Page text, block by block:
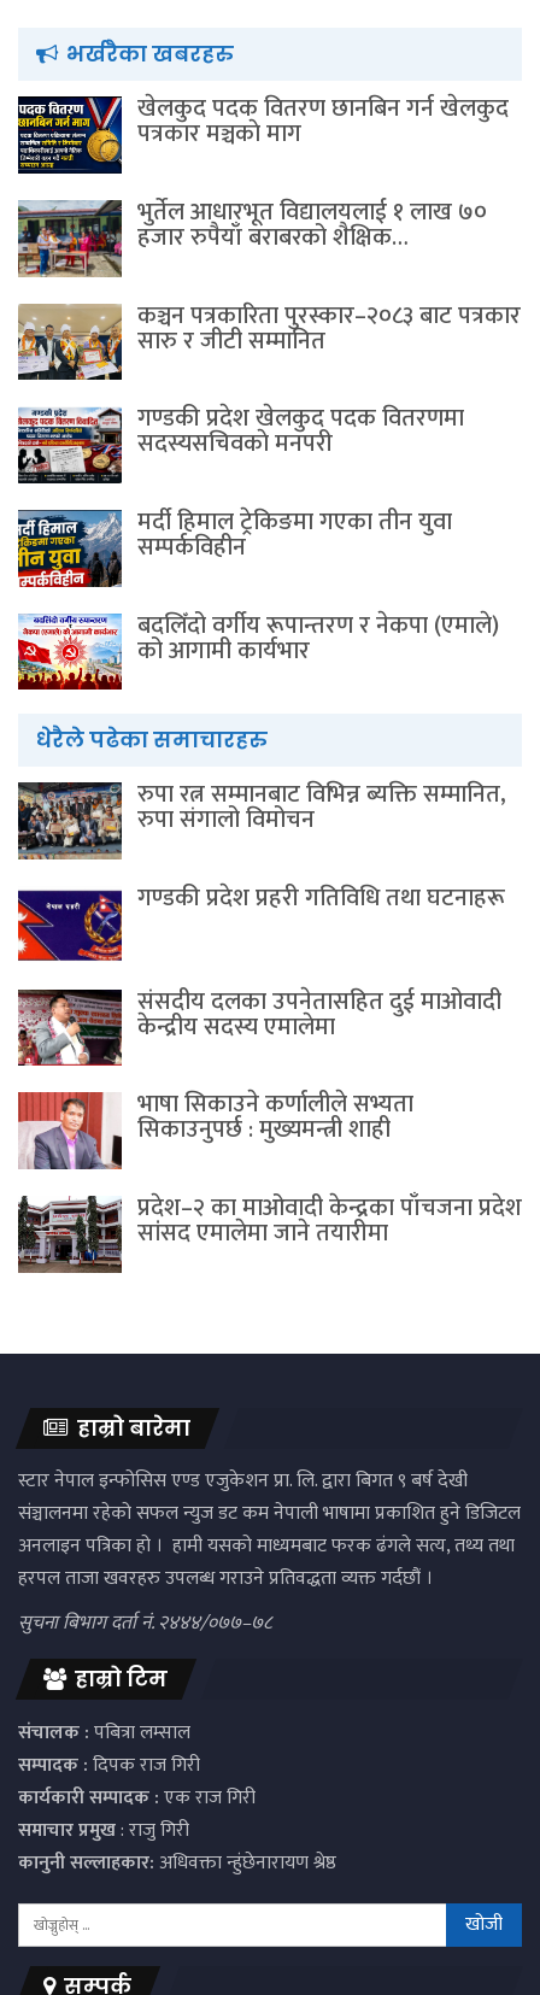
भर्खरैका खबरहरु
खेलकुद पदक वितरण छानबिन गर्न खेलकुद
पत्रकार मञ्चकाे माग
भुर्तेल आधारभूत विद्यालयलाई १ लाख ७०
हजार रुपैयाँ बराबरको शैक्षिक…
कञ्चन पत्रकारिता पुरस्कार–२०८३ बाट पत्रकार
सारु र जीटी सम्मानित
गण्डकी प्रदेश खेलकुद पदक वितरणमा
सदस्यसचिवकाे मनपरी
मर्दी हिमाल ट्रेकिङमा गएका तीन युवा
सम्पर्कविहीन
बदलिँदो वर्गीय रूपान्तरण र नेकपा (एमाले)
को आगामी कार्यभार
धेरैले पढेका समाचारहरु
रुपा रत्न सम्मानबाट विभिन्न ब्यक्ति सम्मानित,
रुपा संगालो विमोचन
गण्डकी प्रदेश प्रहरी गतिविधि तथा घटनाहरू
संसदीय दलका उपनेतासहित दुई माओवादी
केन्द्रीय सदस्य एमालेमा
भाषा सिकाउने कर्णालीले सभ्यता
सिकाउनुपर्छ : मुख्यमन्त्री शाही
प्रदेश–२ का माओवादी केन्द्रका पाँचजना प्रदेश
सांसद एमालेमा जाने तयारीमा
हाम्रो बारेमा
स्टार नेपाल इन्फोसिस एण्ड एजुकेशन प्रा. लि. द्वारा बिगत ९ बर्ष देखी
संञ्चालनमा रहेको सफल न्युज डट कम नेपाली भाषामा प्रकाशित हुने डिजिटल
अनलाइन पत्रिका हो । हामी यसको माध्यमबाट फरक ढंगले सत्य, तथ्य तथा
हरपल ताजा खवरहरु उपलब्ध गराउने प्रतिवद्धता व्यक्त गर्दछौं ।
सुचना बिभाग दर्ता नं. २४४४/०७७–७८
हाम्रो टिम
संचालक :पबित्रा लम्साल
सम्पादक :दिपक राज गिरी
कार्यकारी सम्पादक :एक राज गिरी
समाचार प्रमुख: राजु गिरी
कानुनी सल्लाहकार:अधिवक्ता न्हुंछेनारायण श्रेष्ठ
सम्पर्क